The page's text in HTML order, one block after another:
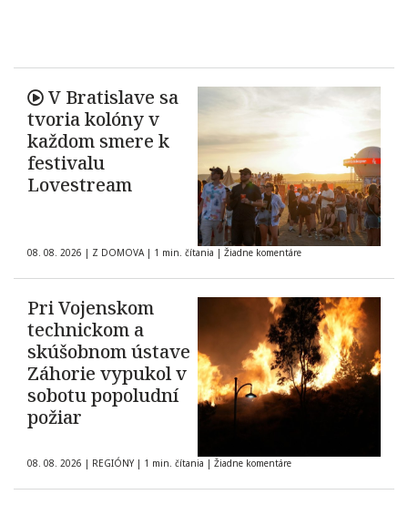
V Bratislave sa
tvoria kolóny v
každom smere k
festivalu
Lovestream
08. 08. 2026 | Z DOMOVA | 1 min. čítania | Žiadne komentáre
Pri Vojenskom
technickom a
skúšobnom ústave
Záhorie vypukol v
sobotu popoludní
požiar
08. 08. 2026 | REGIÓNY | 1 min. čítania | Žiadne komentáre